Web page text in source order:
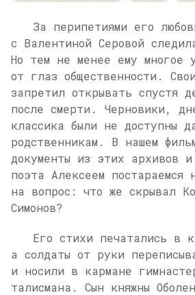
За перипетиями его
с Валентиной Серовой
Но тем не менее ему многое
от глаз общественности.
запретил открывать спустя
после смерти. Черновики,
классика были не доступны
родственникам. В нашем
документы из этих архивов
поэта Алексеем постараемся
на вопрос: что же скрывал
Симонов?
Его стихи печатались в
а солдаты от руки
и носили в кармане
талисмана. Сын княжны